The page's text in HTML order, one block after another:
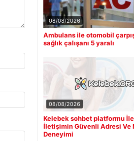
08/08/2026
Ambulans ile otomobil
sağlık çalışanı 5 yaralı
08/08/2026
Kelebek sohbet platformu
İletişimin Güvenli Adresi Ve
Deneyimi